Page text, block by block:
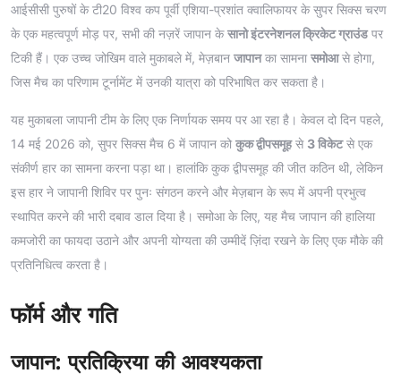
आईसीसी पुरुषों के टी20 विश्व कप पूर्वी एशिया-प्रशांत क्वालिफायर के सुपर सिक्स चरण
के एक महत्वपूर्ण मोड़ पर, सभी की नज़रें जापान केसानो इंटरनेशनल क्रिकेट ग्राउंडपर
टिकी हैं। एक उच्च जोखिम वाले मुकाबले में, मेज़बान जापानका सामना समोआसे होगा,
जिस मैच का परिणाम टूर्नामेंट में उनकी यात्रा को परिभाषित कर सकता है।
यह मुकाबला जापानी टीम के लिए एक निर्णायक समय पर आ रहा है। केवल दो दिन पहले,
14 मई 2026 को, सुपर सिक्स मैच 6 में जापान को कुक द्वीपसमूहसे 3 विकेटसे एक
संकीर्ण हार का सामना करना पड़ा था। हालांकि कुक द्वीपसमूह की जीत कठिन थी, लेकिन
इस हार ने जापानी शिविर पर पुनः संगठन करने और मेज़बान के रूप में अपनी प्रभुत्व
स्थापित करने की भारी दबाव डाल दिया है। समोआ के लिए, यह मैच जापान की हालिया
कमजोरी का फायदा उठाने और अपनी योग्यता की उम्मीदें ज़िंदा रखने के लिए एक मौके की
प्रतिनिधित्व करता है।
फॉर्म और गति
जापान: प्रतिक्रिया की आवश्यकता